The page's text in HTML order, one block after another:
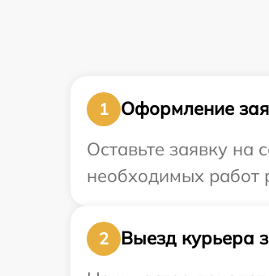
1
Оформление
Оставьте заявку на
необходимых работ
2
Выезд курьера